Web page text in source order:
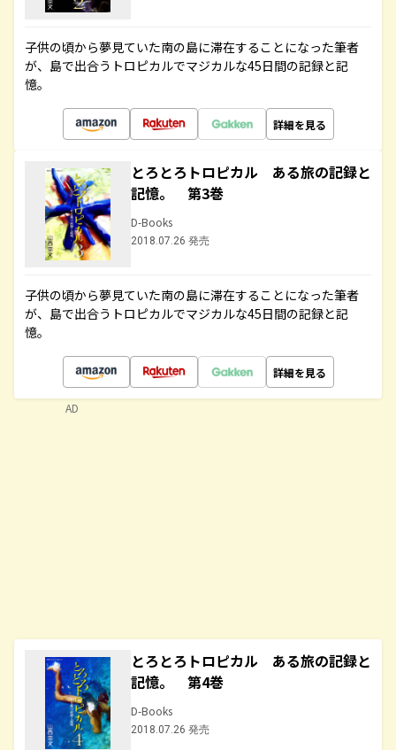
子供の頃から夢見ていた南の島に滞在することになった筆者
が、島で出合うトロピカルでマジカルな45日間の記録と記
憶。
詳細を見る
とろとろトロピカル ある旅の記録と
記憶。 第3巻
D-Books
2018.07.26 発売
子供の頃から夢見ていた南の島に滞在することになった筆者
が、島で出合うトロピカルでマジカルな45日間の記録と記
憶。
詳細を見る
とろとろトロピカル ある旅の記録と
記憶。 第4巻
D-Books
2018.07.26 発売
AD